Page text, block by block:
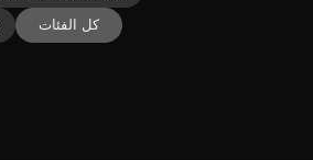
كل الفئات